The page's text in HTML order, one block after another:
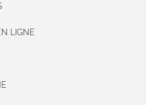
LIGNE